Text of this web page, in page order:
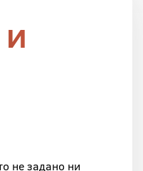
не задано ни